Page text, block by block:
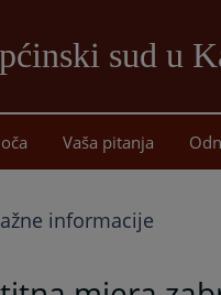
sud u
Vaša pitanja
informacije